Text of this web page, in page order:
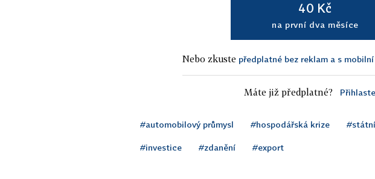
40 Kč
na první dva měsíce
Nebo zkuste předplatné bez reklam a s
Máte již předplatné?
#automobilový průmysl #hospodářská krize
#investice #zdanění #export